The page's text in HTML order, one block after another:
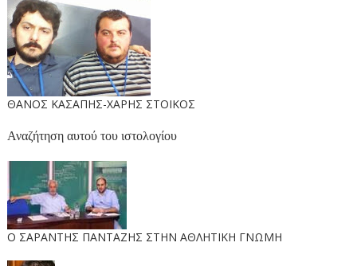
ΘΑΝΟΣ ΚΑΣΑΠΗΣ-ΧΑΡΗΣ ΣΤΟΙΚΟΣ
Αναζήτηση αυτού του ιστολογίου
O ΣΑΡΑΝΤΗΣ ΠΑΝΤΑΖΗΣ ΣΤΗΝ ΑΘΛΗΤΙΚΗ ΓΝΩΜΗ